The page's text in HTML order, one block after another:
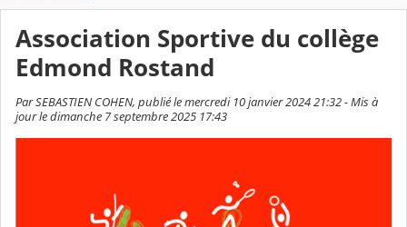
Association Sportive du collège
Edmond Rostand
Par SEBASTIEN COHEN, publié le mercredi 10 janvier 2024 21:32 - Mis à
jour le dimanche 7 septembre 2025 17:43